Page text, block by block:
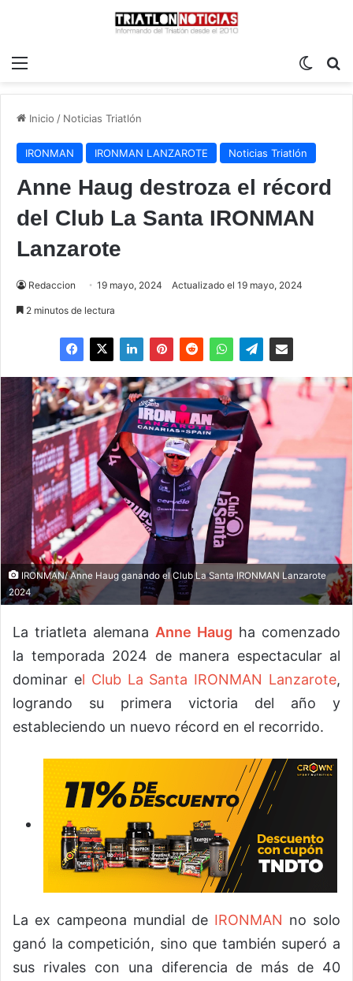
Inicio / Noticias Triatlón
IRONMAN IRONMAN LANZAROTE Noticias Triatlón
Anne Haug destroza el récord
del Club La Santa IRONMAN
Lanzarote
Redaccion 19 mayo, 2024 Actualizado el 19 mayo, 2024
2 minutos de lectura
IRONMAN/ Anne Haug ganando el Club La Santa IRONMAN Lanzarote
2024
La triatleta alemana Anne Haug ha comenzado
la temporada 2024 de manera espectacular al
dominar el Club La Santa IRONMAN Lanzarote,
logrando su primera victoria del año y
estableciendo un nuevo récord en el recorrido.
La ex campeona mundial de IRONMAN no solo
ganó la competición, sino que también superó a
sus rivales con una diferencia de más de 40